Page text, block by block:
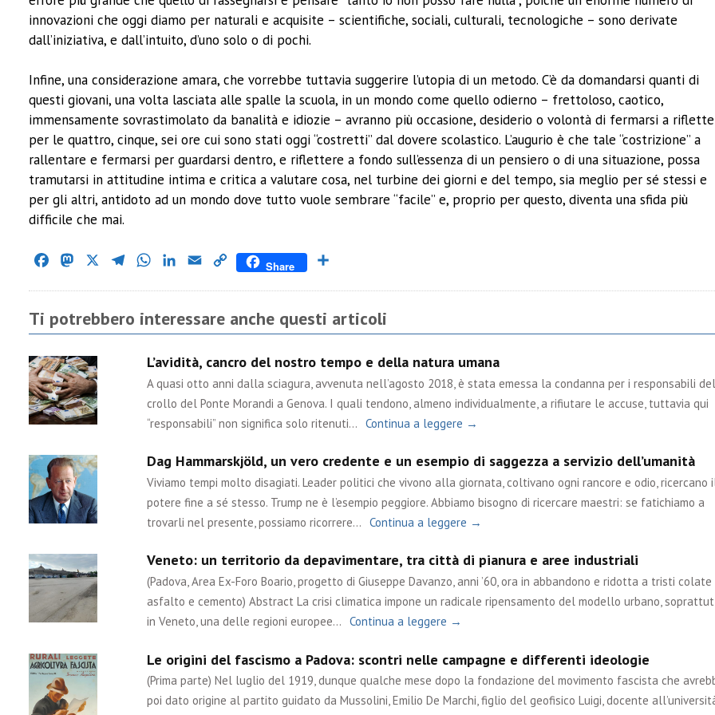
innovazioni che oggi diamo per naturali e acquisite – scientifiche, sociali, culturali, tecnologiche – sono derivate
dall’iniziativa, e dall’intuito, d’uno solo o di pochi.
Infine, una considerazione amara, che vorrebbe tuttavia suggerire l’utopia di un metodo. C’è da domandarsi quanti di
questi giovani, una volta lasciata alle spalle la scuola, in un mondo come quello odierno – frettoloso, caotico,
immensamente sovrastimolato da banalità e idiozie – avranno più occasione, desiderio o volontà di fermarsi a
per le quattro, cinque, sei ore cui sono stati oggi “costretti” dal dovere scolastico. L’augurio è che tale “costrizione” a
rallentare e fermarsi per guardarsi dentro, e riflettere a fondo sull’essenza di un pensiero o di una situazione, possa
tramutarsi in attitudine intima e critica a valutare cosa, nel turbine dei giorni e del tempo, sia meglio per sé stessi e
per gli altri, antidoto ad un mondo dove tutto vuole sembrare “facile” e, proprio per questo, diventa una sfida più
difficile che mai.
FacebookMastodon TelegramWhatsAppLinkedIn
Email Copy
Share
Ti potrebbero interessare anche questi articoli
L’avidità, cancro del nostro tempo e della natura umana
A quasi otto anni dalla sciagura, avvenuta nell’agosto 2018, è stata emessa la condanna per i responsabili del
crollo del Ponte Morandi a Genova. I quali tendono, almeno individualmente, a rifiutare le accuse, tuttavia qui
“responsabili” non significa solo ritenuti… Continua a leggere →
Dag Hammarskjöld, un vero credente e un esempio di saggezza a servizio dell’umanità
Viviamo tempi molto disagiati. Leader politici che vivono alla giornata, coltivano ogni rancore e odio, ricercano
potere fine a sé stesso. Trump ne è l’esempio peggiore. Abbiamo bisogno di ricercare maestri: se fatichiamo a
trovarli nel presente, possiamo ricorrere… Continua a leggere →
Veneto: un territorio da depavimentare, tra città di pianura e aree industriali
(Padova, Area Ex-Foro Boario, progetto di Giuseppe Davanzo, anni ’60, ora in abbandono e ridotta a tristi colate
asfalto e cemento) Abstract La crisi climatica impone un radicale ripensamento del modello urbano,
in Veneto, una delle regioni europee… Continua a leggere →
Le origini del fascismo a Padova: scontri nelle campagne e differenti ideologie
(Prima parte) Nel luglio del 1919, dunque qualche mese dopo la fondazione del movimento fascista che
poi dato origine al partito guidato da Mussolini, Emilio De Marchi, figlio del geofisico Luigi, docente